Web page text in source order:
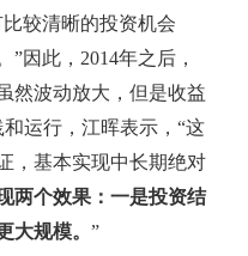
较清晰的投资机会
因此，2014年之后，
然波动放大，但是收益
运行，江晖表示，“这
，基本实现中长期绝对
两个效果：一是投资结
大规模。”